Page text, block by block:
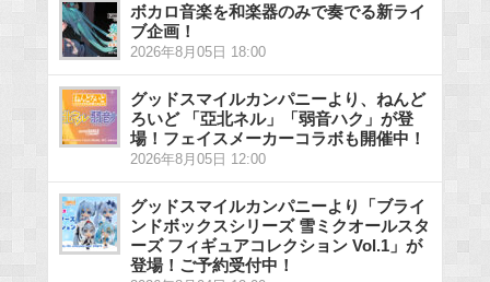
ボカロ音楽を和楽器のみで奏でる新ライ
ブ企画！
2026年8月05日 18:00
グッドスマイルカンパニーより、ねんど
ろいど 「亞北ネル」「弱音ハク」が登
場！フェイスメーカーコラボも開催中！
2026年8月05日 12:00
グッドスマイルカンパニーより「ブライ
ンドボックスシリーズ 雪ミクオールスタ
ーズ フィギュアコレクション Vol.1」が
登場！ご予約受付中！